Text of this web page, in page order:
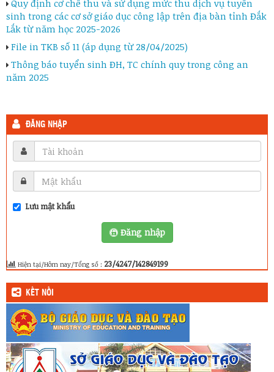
Quy định cơ chế thu và sử dụng mức thu dịch vụ tuyển
sinh trong các cơ sở giáo dục công lập trên địa bàn tỉnh Đắk
Lắk từ năm học 2025-2026
File in TKB số 11 (áp dụng từ 28/04/2025)
Thông báo tuyển sinh ĐH, TC chính quy trong công an
năm 2025
ĐĂNG NHẬP
Lưu mật khẩu
Đăng nhập
Hiện tại/Hôm nay/Tổng số : 23/4247/142849199
KẾT NỐI